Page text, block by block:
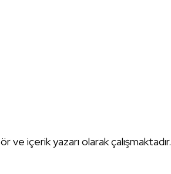
ve içerik yazarı olarak çalışmaktadır.